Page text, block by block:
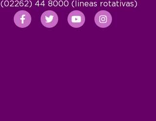
(02262) 44 8000 (lineas rotativas)